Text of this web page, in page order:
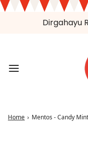
Dirgahayu
Home › Mentos - Candy